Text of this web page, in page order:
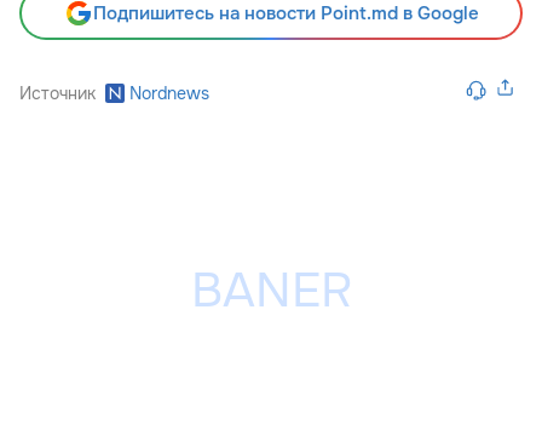
Подпишитесь на новости Point.md в Google
Источник Nordnews